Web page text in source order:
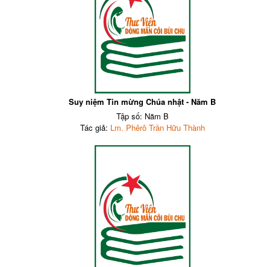
Suy niệm Tin mừng Chúa nhật - Năm B
Tập số: Năm B
Tác giả: Lm. Phêrô Trần Hữu Thành